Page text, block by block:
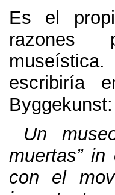
Es el
razones
escribiría
Byggekunst:
Un
muertas”
con el